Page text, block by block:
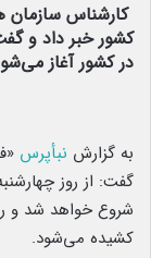
کارشناس سازمان
کشور خبر داد و
در کشور آغاز
به گزارش نبأپرس
گفت: از روز
شروع خواهد شد و
کشیده می‌شود.